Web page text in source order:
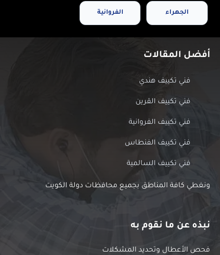
الجهراء الفروانية
أفضل المقالات
فني تكييف هندي
فني تكييف القرين
فني تكييف الفروانية
فني تكييف الفنطاس
فني تكييف السالمية
ونغطي كافة المناطق بجميع محافظات دولة الكويت
نبذه عن ما نقوم به
فحص الأعطال وتحديد المشكلات